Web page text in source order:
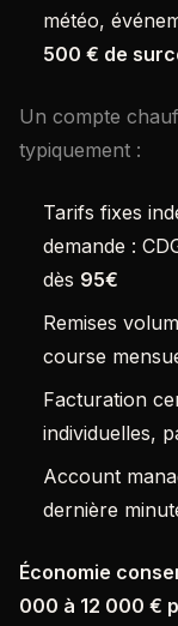
météo,
500 € de
Un compte
typiquement :
Tarifs fixes
demande :
dès 95€
Remises
course
Facturation
individuelles,
Account
dernière
Économie
000 à 12 000 €